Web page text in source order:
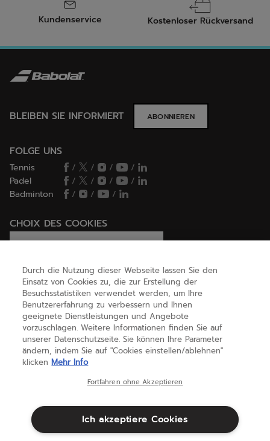
Kundenservice Kostenloser Rückversand
BLEIBEN SIE INFORMIERT ABONNIEREN
FOLGE UNS
Tennis / / /
/
Padel
/ / /
/
Badminton
/ / /
CHOIX DES COOKIES
HILFE
ÜBER UNS
(deutsch)
Durch die Nutzung dieser Webseite lassen Sie den
Einsatz von Cookies zu, die zur Erstellung der
Besuchsstatistiken verwendet werden, um Ihre
Benutzererfahrung zu verbessern und Ihnen
geeignete Dienstleistungen und Angebote
vorzuschlagen. Weitere Informationen finden Sie auf
unserer Datenschutzseite. Sie können Ihre Parameter
ändern, indem Sie auf "Cookies einstellen/ablehnen"
klicken Mehr Info
Fortfahren ohne Akzeptieren
Ich akzeptiere Cookies